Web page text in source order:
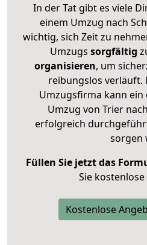
In der Tat gibt es viele
einem Umzug nach
wichtig, sich Zeit zu
Umzugs sorgfältig
organisieren, um
reibungslos
Umzugsfirma kann
Umzug von Trier
erfolgreich
sorgen
Füllen Sie jetzt das
Sie
Kostenlose